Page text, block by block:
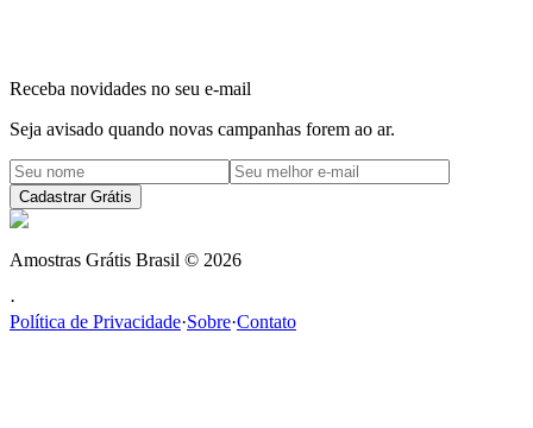
Receba novidades no seu e-mail
Seja avisado quando novas campanhas forem ao ar.
Cadastrar Grátis
Amostras Grátis Brasil © 2026
·
Política de Privacidade·Sobre·Contato